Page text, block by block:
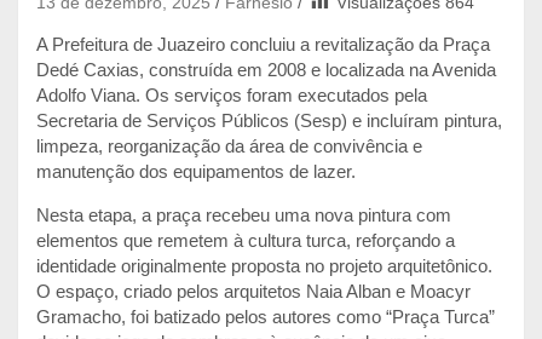
A Prefeitura de Juazeiro concluiu a revitalização da Praça
Dedé Caxias, construída em 2008 e localizada na Avenida
Adolfo Viana. Os serviços foram executados pela
Secretaria de Serviços Públicos (Sesp) e incluíram pintura,
limpeza, reorganização da área de convivência e
manutenção dos equipamentos de lazer.
Nesta etapa, a praça recebeu uma nova pintura com
elementos que remetem à cultura turca, reforçando a
identidade originalmente proposta no projeto arquitetônico.
O espaço, criado pelos arquitetos Naia Alban e Moacyr
Gramacho, foi batizado pelos autores como “Praça Turca”